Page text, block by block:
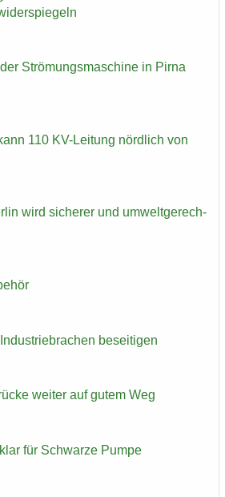
Strö­mungs­ma­schi­ne in Pirna
110 KV-​Leitung nörd­lich von
wird si­che­rer und um­welt­ge­rech­
be­sei­ti­gen
wei­ter auf gutem Weg
für Schwar­ze Pumpe